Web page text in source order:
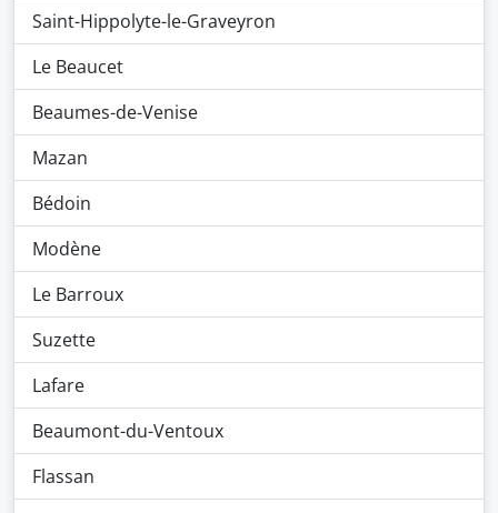
Saint-Hippolyte-le-Graveyron
Le Beaucet
Beaumes-de-Venise
Mazan
Bédoin
Modène
Le Barroux
Suzette
Lafare
Beaumont-du-Ventoux
Flassan